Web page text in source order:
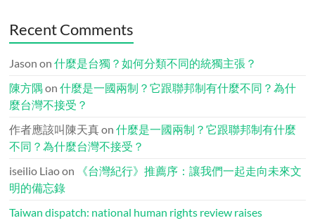
Recent Comments
Jason on什麼是台獨？如何分類不同的統獨主張？
陳方隅 on什麼是一國兩制？它跟聯邦制有什麼不同？為什
麼台灣不接受？
作者應該叫陳天真on什麼是一國兩制？它跟聯邦制有什麼
不同？為什麼台灣不接受？
iseilio Liaoon
《台灣紀行》推薦序：讓我們一起走向未來文
明的備忘錄
Taiwan dispatch: national human rights review raises